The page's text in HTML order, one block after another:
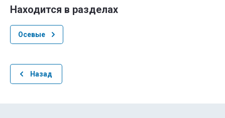
Находится в разделах
Осевые
Назад